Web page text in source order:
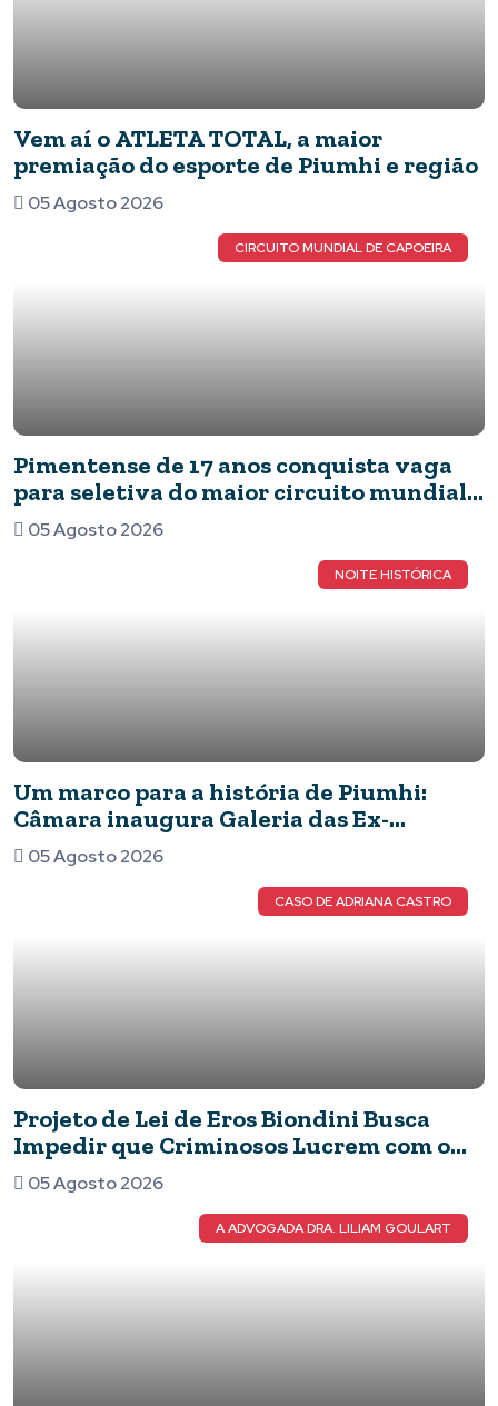
Vem aí o ATLETA TOTAL, a maior
premiação do esporte de Piumhi e região
05 Agosto 2026
CIRCUITO MUNDIAL DE CAPOEIRA
Pimentense de 17 anos conquista vaga
para seletiva do maior circuito mundial
de capoeira após brilhar em competição
nacional
05 Agosto 2026
NOITE HISTÓRICA
Um marco para a história de Piumhi:
Câmara inaugura Galeria das Ex-
Vereadoras e eterniza o legado das
mulheres no Legislativo
05 Agosto 2026
CASO DE ADRIANA CASTRO
Projeto de Lei de Eros Biondini Busca
Impedir que Criminosos Lucrem com o
Patrimônio de suas Vítimas
05 Agosto 2026
A ADVOGADA DRA. LILIAM GOULART